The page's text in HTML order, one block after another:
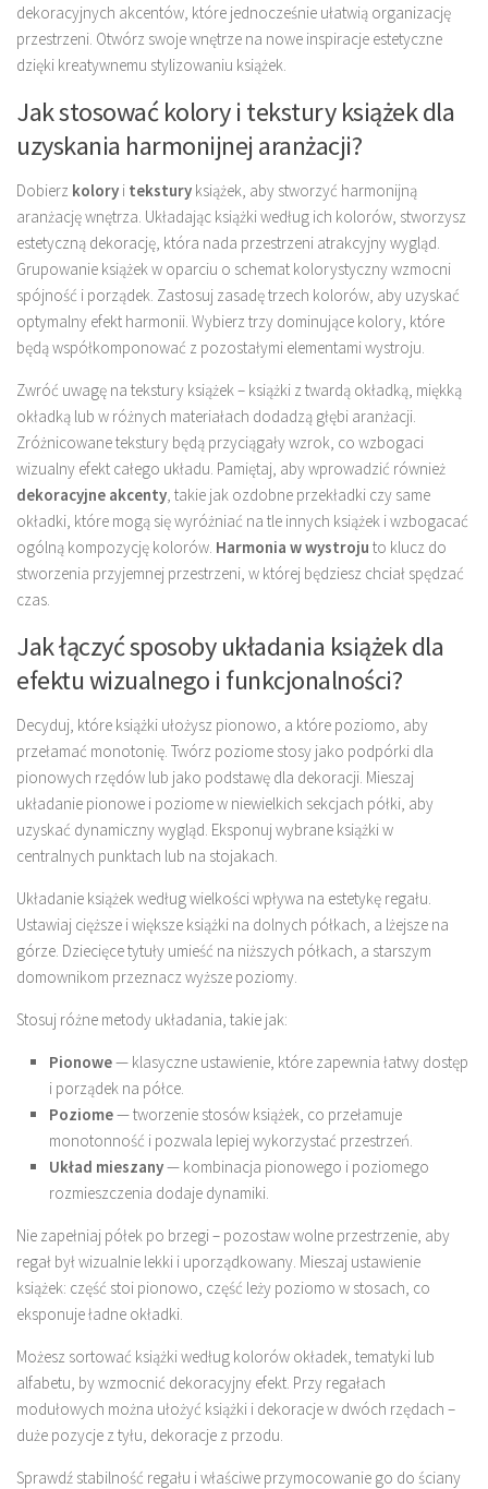
dekoracyjnych akcentów, które jednocześnie ułatwią organizację
przestrzeni. Otwórz swoje wnętrze na nowe inspiracje estetyczne
dzięki kreatywnemu stylizowaniu książek.
Jak stosować kolory i tekstury książek dla
uzyskania harmonijnej aranżacji?
Dobierz kolory i tekstury książek, aby stworzyć harmonijną
aranżację wnętrza. Układając książki według ich kolorów, stworzysz
estetyczną dekorację, która nada przestrzeni atrakcyjny wygląd.
Grupowanie książek w oparciu o schemat kolorystyczny wzmocni
spójność i porządek. Zastosuj zasadę trzech kolorów, aby uzyskać
optymalny efekt harmonii. Wybierz trzy dominujące kolory, które
będą współkomponować z pozostałymi elementami wystroju.
Zwróć uwagę na tekstury książek – książki z twardą okładką, miękką
okładką lub w różnych materiałach dodadzą głębi aranżacji.
Zróżnicowane tekstury będą przyciągały wzrok, co wzbogaci
wizualny efekt całego układu. Pamiętaj, aby wprowadzić również
dekoracyjne akcenty , takie jak ozdobne przekładki czy same
okładki, które mogą się wyróżniać na tle innych książek i wzbogacać
ogólną kompozycję kolorów. Harmonia w wystroju to klucz do
stworzenia przyjemnej przestrzeni, w której będziesz chciał spędzać
czas.
Jak łączyć sposoby układania książek dla
efektu wizualnego i funkcjonalności?
Decyduj, które książki ułożysz pionowo, a które poziomo, aby
przełamać monotonię. Twórz poziome stosy jako podpórki dla
pionowych rzędów lub jako podstawę dla dekoracji. Mieszaj
układanie pionowe i poziome w niewielkich sekcjach półki, aby
uzyskać dynamiczny wygląd. Eksponuj wybrane książki w
centralnych punktach lub na stojakach.
Układanie książek według wielkości wpływa na estetykę regału.
Ustawiaj cięższe i większe książki na dolnych półkach, a lżejsze na
górze. Dziecięce tytuły umieść na niższych półkach, a starszym
domownikom przeznacz wyższe poziomy.
Stosuj różne metody układania, takie jak:
Pionowe— klasyczne ustawienie, które zapewnia łatwy dostęp
i porządek na półce.
Poziome— tworzenie stosów książek, co przełamuje
monotonność i pozwala lepiej wykorzystać przestrzeń.
Układ mieszany— kombinacja pionowego i poziomego
rozmieszczenia dodaje dynamiki.
Nie zapełniaj półek po brzegi – pozostaw wolne przestrzenie, aby
regał był wizualnie lekki i uporządkowany. Mieszaj ustawienie
książek: część stoi pionowo, część leży poziomo w stosach, co
eksponuje ładne okładki.
Możesz sortować książki według kolorów okładek, tematyki lub
alfabetu, by wzmocnić dekoracyjny efekt. Przy regałach
modułowych można ułożyć książki i dekoracje w dwóch rzędach –
duże pozycje z tyłu, dekoracje z przodu.
Sprawdź stabilność regału i właściwe przymocowanie go do ściany